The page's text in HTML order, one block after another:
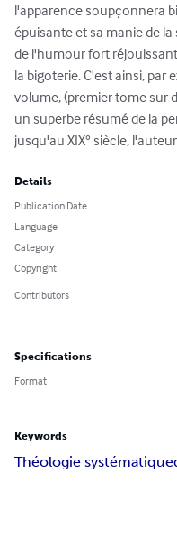
l'apparence soupçonnera
épuisante et sa manie de
de l'humour fort
la bigoterie. C'est ainsi, par
volume, (premier tome sur
un superbe résumé de la
jusqu'au XIX° siècle,
Details
Publication Date
Language
Category
Copyright
Contributors
Specifications
Format
Keywords
Théologie systématique